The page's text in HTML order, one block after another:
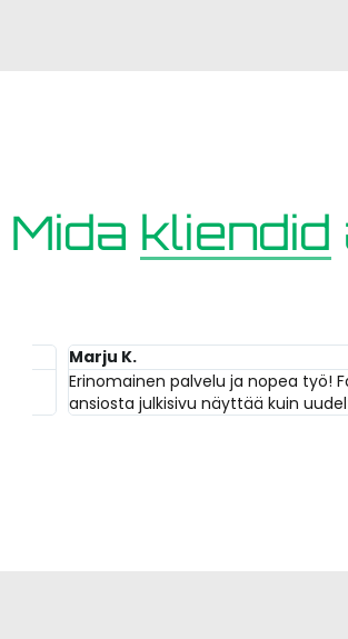
Mida kliendid
Marju K.
Erinomainen palvelu ja nopea työ!
ansiosta julkisivu näyttää kuin uudelta.